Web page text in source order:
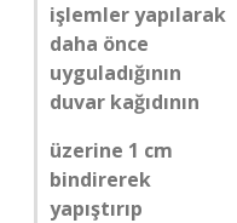
işlemler yapılarak
daha önce
uyguladığının
duvar kağıdının
üzerine 1 cm
bindirerek
yapıştırıp